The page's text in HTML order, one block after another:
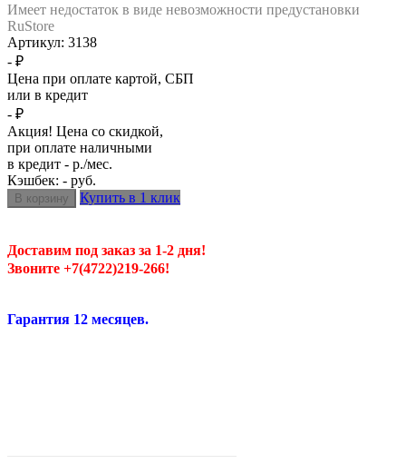
Имеет недостаток в виде невозможности предустановки
RuStore
Артикул: 3138
- ₽
Цена при оплате картой, СБП
или в кредит
- ₽
Акция! Цена со скидкой,
при оплате наличными
в кредит - р./мес.
Кэшбек: - руб.
Купить в 1 клик
Доставим под заказ за 1-2 дня!
Звоните +7(4722)219-266!
Гарантия 12 месяцев.